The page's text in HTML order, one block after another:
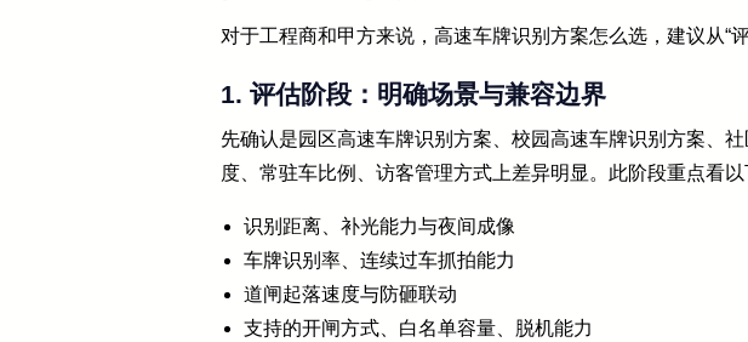
对于工程商和甲方来说，高速车牌识别方案怎么选，建议从
1. 评估阶段：明确场景与兼容边界
先确认是园区高速车牌识别方案、校园高速车牌识别方案、
度、常驻车比例、访客管理方式上差异明显。此阶段重点看以
识别距离、补光能力与夜间成像
车牌识别率、连续过车抓拍能力
道闸起落速度与防砸联动
支持的开闸方式、白名单容量、脱机能力